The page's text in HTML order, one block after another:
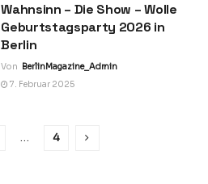
Wahnsinn – Die Show – Wolle
Geburtstagsparty 2026 in
Berlin
Von BerlinMagazine_Admin
7. Februar 2025
… 4